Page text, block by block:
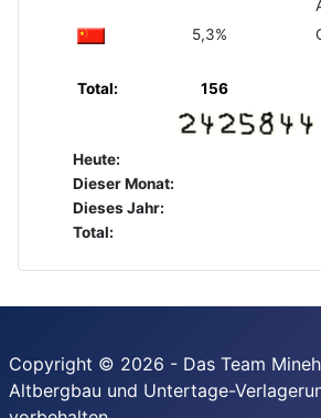
5,3%
Total: 156
Heute:
Dieser Monat:
Dieses Jahr:
Total:
Copyright © 2026 - Das Team
Altbergbau und Untertage-